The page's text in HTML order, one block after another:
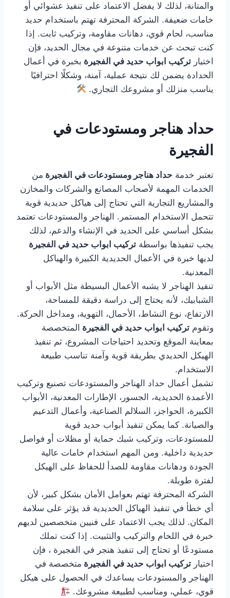
والمتانة، لذلك لا يفضل الاعتماد على تنفيذ عشوائي أو
خامات ضعيفة. الشركة المحترفة تهتم باستخدام حديد
مناسب، لحام قوي، دهانات مقاومة، وتركيب ثابت. إذا
كنت تبحث عن خدمات متنوعة في مجال الحديد، فإن
اختيار تركيب ابواب حديد في الفجيرة بخبرة في أعمال
الحدادة يضمن لك نتيجة عملية، آمنة، وشكلًا احترافيًا
يناسب منزلك أو مشروعك التجاري.
حداد هناجر ومستودعات في
الفجيرة
تعتبر خدمة حداد هناجر ومستودعات في الفجيرة من
الخدمات المهمة لأصحاب المصانع والشركات والمخازن
والمشاريع التجارية التي تحتاج إلى هياكل حديدية قوية
تتحمل الاستخدام المستمر. الهناجر والمستودعات تعتمد
بشكل أساسي على الحديد في الإنشاء والدعم، لذلك
يجب تنفيذها بواسطة تركيب ابواب حديد في الفجيرة
لديها خبرة في الأعمال الحديدية الكبيرة والهياكل
المعدنية.
تنفيذ الهناجر لا يشبه الأعمال البسيطة مثل الأبواب أو
الشبابيك، لأنه يحتاج إلى دراسة دقيقة للمساحة،
الارتفاع، نوع النشاط، الأحمال، التهوية، ومداخل الحركة.
وتقوم تركيب ابواب حديد في الفجيرة المتخصصة
بمعاينة الموقع وتحديد احتياجات المشروع، ثم تنفيذ
الهيكل الحديدي بطريقة قوية وآمنة تناسب طبيعة
الاستخدام.
تشمل أعمال حداد الهناجر والمستودعات تصنيع وتركيب
الأعمدة الحديدية، الجسور، الإطارات المعدنية، الأبواب
الكبيرة، الحواجز، السلالم الصناعية، وأعمال التدعيم
والصيانة. كما يمكن تنفيذ أبواب حديد قوية
للمستودعات، وتركيب شبك حماية أو مظلات أو فواصل
حديدية داخلية. ومن المهم استخدام خامات عالية
الجودة ودهانات مقاومة للصدأ للحفاظ على الهيكل
لفترة طويلة.
الشركة المحترفة تهتم بعوامل الأمان بشكل كبير، لأن
أي خطأ في تنفيذ الهياكل الحديدية قد يؤثر على سلامة
المكان. لذلك يجب الاعتماد على فنيين متخصصين لديهم
خبرة في اللحام والتركيب والتثبيت. إذا كنت تملك
مستودعًا أو تحتاج إلى تنفيذ هنجر في الفجيرة ، فإن
اختيار تركيب ابواب حديد في الفجيرة متخصصة في
الهناجر والمستودعات يساعدك في الحصول على هيكل
قوي، عملي، ومناسب لطبيعة مشروعك.